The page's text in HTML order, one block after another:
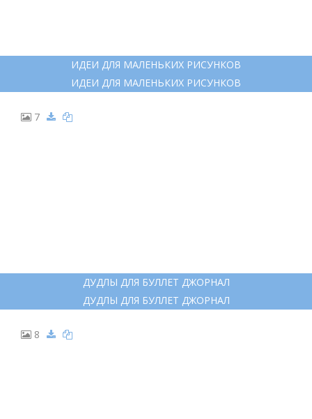
ИДЕИ ДЛЯ МАЛЕНЬКИХ РИСУНКОВ
ИДЕИ ДЛЯ МАЛЕНЬКИХ РИСУНКОВ
7
ДУДЛЫ ДЛЯ БУЛЛЕТ ДЖОРНАЛ
ДУДЛЫ ДЛЯ БУЛЛЕТ ДЖОРНАЛ
8